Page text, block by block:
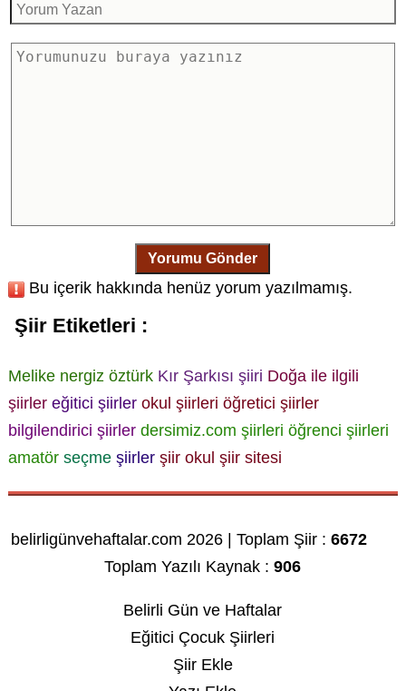
Yorumu Gönder
Bu içerik hakkında henüz yorum yazılmamış.
Şiir Etiketleri :
Melike nergiz öztürk Kır Şarkısı şiiri Doğa ile ilgili
şiirler eğitici şiirler okul şiirleri öğretici şiirler
bilgilendirici şiirler dersimiz.com şiirleri öğrenci şiirleri
amatör seçme şiirler şiir okul şiir sitesi
belirligünvehaftalar.com 2026 | Toplam Şiir :6672
Toplam Yazılı Kaynak :906
Belirli Gün ve Haftalar
Eğitici Çocuk Şiirleri
Şiir Ekle